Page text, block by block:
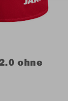
ohne